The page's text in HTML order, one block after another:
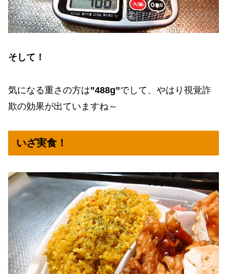
そして！
気になる重さの方は”488g”でして、やはり視覚詐
欺の効果が出ていますね～
いざ実食！